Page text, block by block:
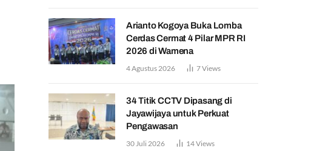
Arianto Kogoya Buka Lomba
Cerdas Cermat 4 Pilar MPR RI
2026 di Wamena
4 Agustus 2026 7Views
34 Titik CCTV Dipasang di
Jayawijaya untuk Perkuat
Pengawasan
30 Juli 2026 14Views